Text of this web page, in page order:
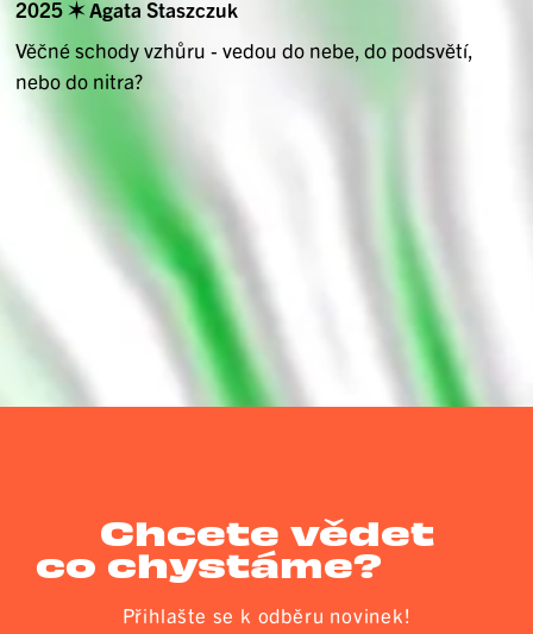
2025 ✶ Agata Staszczuk
Věčné schody vzhůru - vedou do nebe, do podsvětí,
nebo do nitra?
Chcete vědet
co chystáme?
Přihlašte se k odběru novinek!